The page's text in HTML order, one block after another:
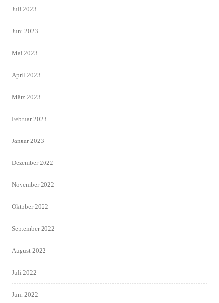
Juli 2023
Juni 2023
Mai 2023
April 2023
März 2023
Februar 2023
Januar 2023
Dezember 2022
November 2022
Oktober 2022
September 2022
August 2022
Juli 2022
Juni 2022